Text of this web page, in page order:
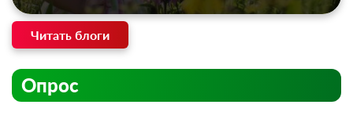
Читать блоги
Опрос